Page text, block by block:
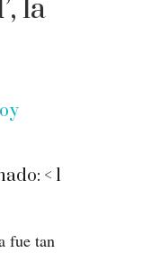
la
< 1
fue tan